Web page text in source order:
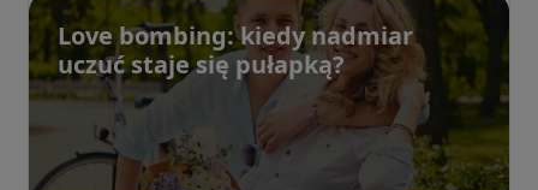
Love bombing: kiedy nadmiar
uczuć staje się pułapką?